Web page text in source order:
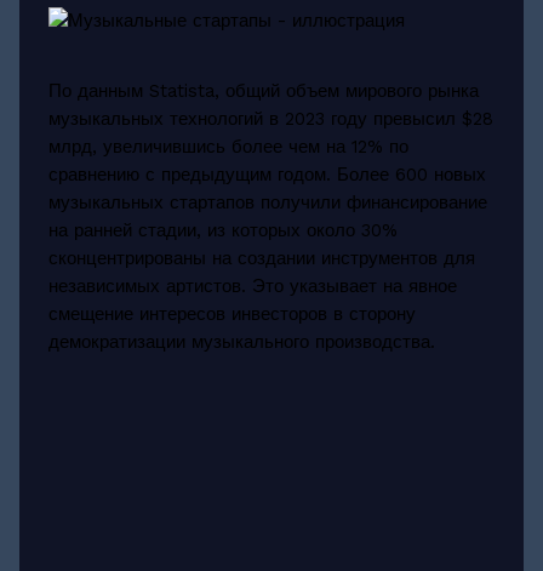
По данным Statista, общий объем мирового рынка
музыкальных технологий в 2023 году превысил $28
млрд, увеличившись более чем на 12% по
сравнению с предыдущим годом. Более 600 новых
музыкальных стартапов получили финансирование
на ранней стадии, из которых около 30%
сконцентрированы на создании инструментов для
независимых артистов. Это указывает на явное
смещение интересов инвесторов в сторону
демократизации музыкального производства.